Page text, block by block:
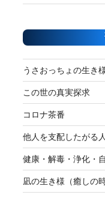
うさおっちょの生き
この世の真実探求
コロナ茶番
他人を支配したがる
健康・解毒・浄化・
凪の生き様（癒しの